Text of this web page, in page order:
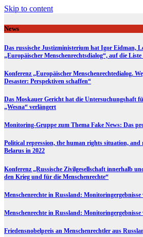
Skip to content
News
Das russische Justizministerium hat Igor Eidman,
„Europäischer Menschenrechtsdialog“, auf die
Konferenz „Europäischer Menschenrechtedialog.
Desaster: Perspektiven schaffen“
Das Moskauer Gericht hat die Untersuchungshaft
„Wesna“ verlängert
Monitoring-Gruppe zum Thema Fake News: Das
Political repression, the human rights situation, and
Belarus in 2022
Konferenz „Russische Zivilgesellschaft innerhalb
den Krieg und für die Menschenrechte“
Menschenrechte in Russland: Monitoringergebnisse
Menschenrechte in Russland:
Friedensnobelpreis an Menschenrechtler aus